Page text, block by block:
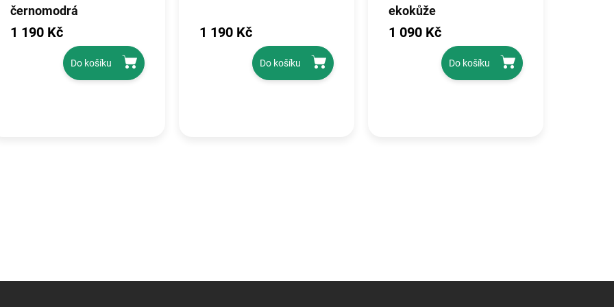
černomodrá
1 190 Kč
Do košíku
1 190 Kč
Do košíku
ekokůže
1 090 Kč
Do košíku